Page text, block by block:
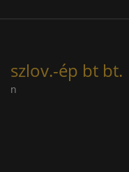
szlov.-ép bt bt.
n